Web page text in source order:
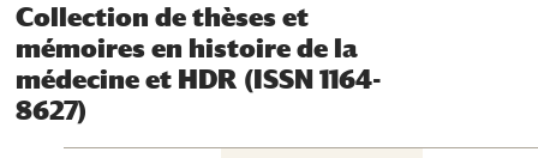
Collection de thèses et
mémoires en histoire de la
médecine et HDR (ISSN 1164-
8627)